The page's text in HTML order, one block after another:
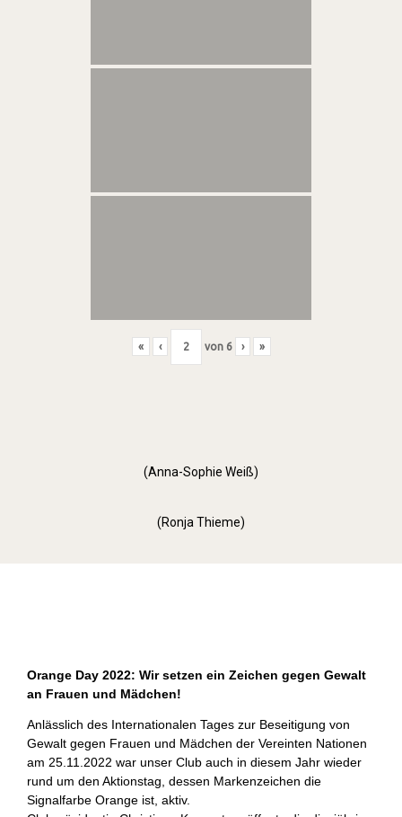
« ‹ von 6 › »
(Anna-Sophie Weiß)
(Ronja Thieme)
Orange Day 2022: Wir setzen ein Zeichen gegen Gewalt
an Frauen und Mädchen!
Anlässlich des Internationalen Tages zur Beseitigung von
Gewalt gegen Frauen und Mädchen der Vereinten Nationen
am 25.11.2022 war unser Club auch in diesem Jahr wieder
rund um den Aktionstag, dessen Markenzeichen die
Signalfarbe Orange ist, aktiv.